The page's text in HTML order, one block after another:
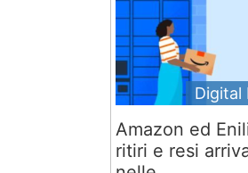
Digital
Amazon ed
ritiri e resi